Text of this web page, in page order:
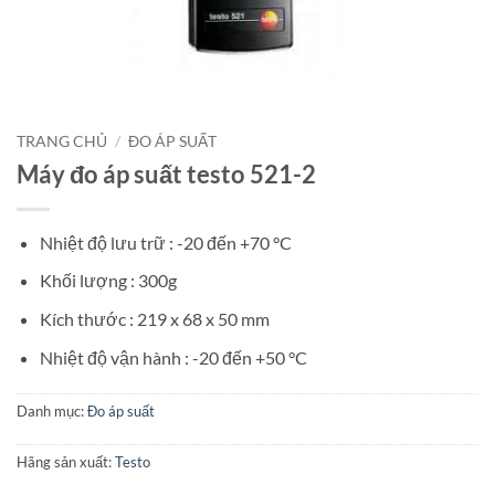
TRANG CHỦ / ĐO ÁP SUẤT
Máy đo áp suất testo 521-2
Nhiệt độ lưu trữ : -20 đến +70 °C
Khối lượng : 300g
Kích thước : 219 x 68 x 50 mm
Nhiệt độ vận hành : -20 đến +50 °C
Danh mục:Đo áp suất
Hãng sản xuất:Testo